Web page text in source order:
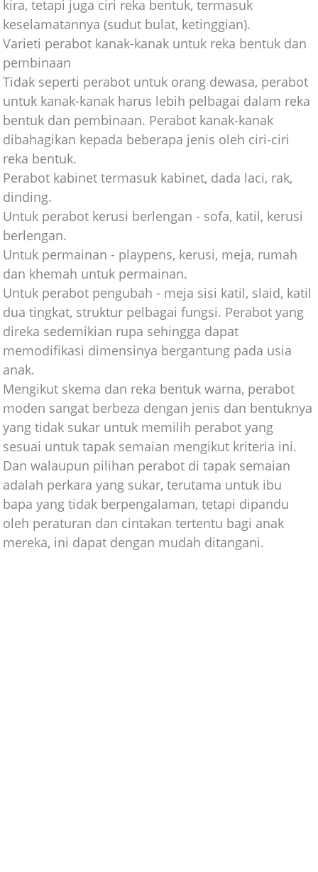
kira, tetapi juga ciri reka bentuk, termasuk
keselamatannya (sudut bulat, ketinggian).
Varieti perabot kanak-kanak untuk reka bentuk dan
pembinaan
Tidak seperti perabot untuk orang dewasa, perabot
untuk kanak-kanak harus lebih pelbagai dalam reka
bentuk dan pembinaan. Perabot kanak-kanak
dibahagikan kepada beberapa jenis oleh ciri-ciri
reka bentuk.
Perabot kabinet termasuk kabinet, dada laci, rak,
dinding.
Untuk perabot kerusi berlengan - sofa, katil, kerusi
berlengan.
Untuk permainan - playpens, kerusi, meja, rumah
dan khemah untuk permainan.
Untuk perabot pengubah - meja sisi katil, slaid, katil
dua tingkat, struktur pelbagai fungsi. Perabot yang
direka sedemikian rupa sehingga dapat
memodifikasi dimensinya bergantung pada usia
anak.
Mengikut skema dan reka bentuk warna, perabot
moden sangat berbeza dengan jenis dan bentuknya
yang tidak sukar untuk memilih perabot yang
sesuai untuk tapak semaian mengikut kriteria ini.
Dan walaupun pilihan perabot di tapak semaian
adalah perkara yang sukar, terutama untuk ibu
bapa yang tidak berpengalaman, tetapi dipandu
oleh peraturan dan cintakan tertentu bagi anak
mereka, ini dapat dengan mudah ditangani.